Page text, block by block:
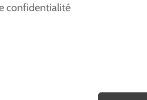
confidentialité